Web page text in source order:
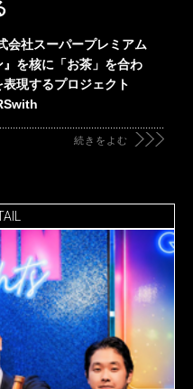
会社スーパープレミアム
を核に「お茶」を合わ
現するプロジェクト
続きをよむ